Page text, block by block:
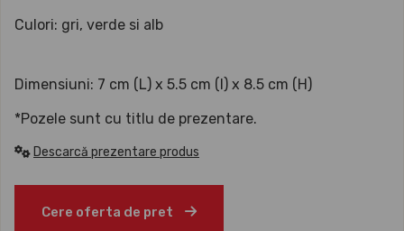
Culori: gri, verde si alb
Dimensiuni: 7 cm (L) x 5.5 cm (l) x 8.5 cm (H)
*Pozele sunt cu titlu de prezentare.
Descarcă prezentare produs
Cere oferta de pret